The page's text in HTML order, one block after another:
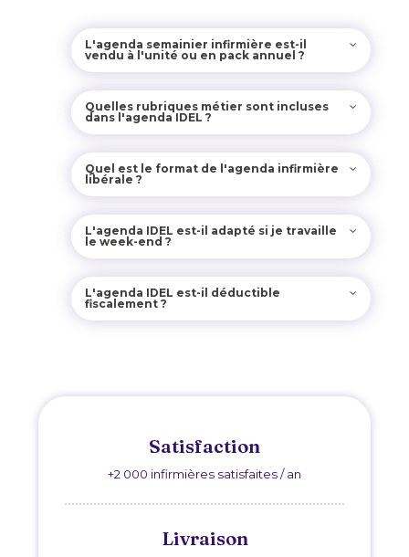
L'agenda semainier infirmière est-il
vendu à l'unité ou en pack annuel ?
Quelles rubriques métier sont incluses
dans l'agenda IDEL ?
Quel est le format de l'agenda infirmière
libérale ?
L'agenda IDEL est-il adapté si je travaille
le week-end ?
L'agenda IDEL est-il déductible
fiscalement ?
Satisfaction
+2 000 infirmières satisfaites / an
Livraison